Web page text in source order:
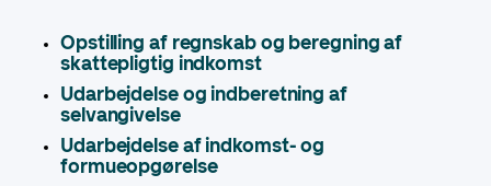
Opstilling af regnskab og beregning af
skattepligtig indkomst
Udarbejdelse og indberetning af
selvangivelse
Udarbejdelse af indkomst- og
formueopgørelse